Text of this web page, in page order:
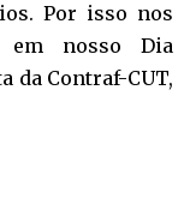
Por isso nos
em nosso Dia
da Contraf-CUT,